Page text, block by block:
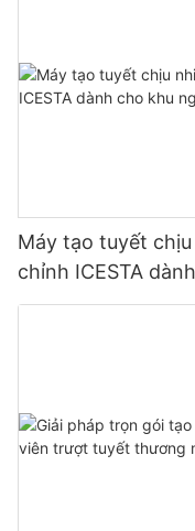
Máy tạo tuyết
chỉnh ICESTA
tuyết